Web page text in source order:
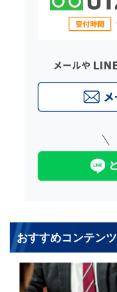
おすすめコンテンツ